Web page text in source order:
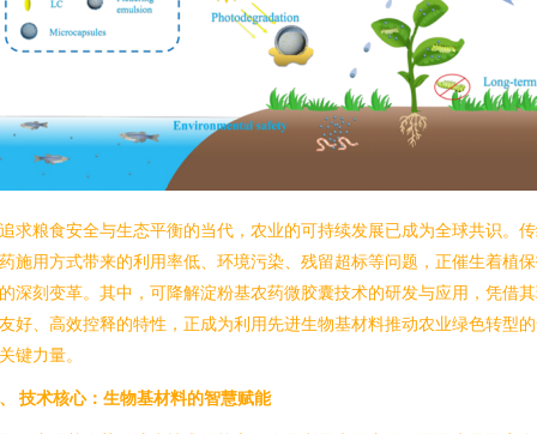
求粮食安全与生态平衡的当代，农业的可持续发展已成为全球共识。
施用方式带来的利用率低、环境污染、残留超标等问题，正催生着植
深刻变革。其中，可降解淀粉基农药微胶囊技术的研发与应用，凭借
好、高效控释的特性，正成为利用先进生物基材料推动农业绿色转型
键力量。
技术核心：生物基材料的智慧赋能